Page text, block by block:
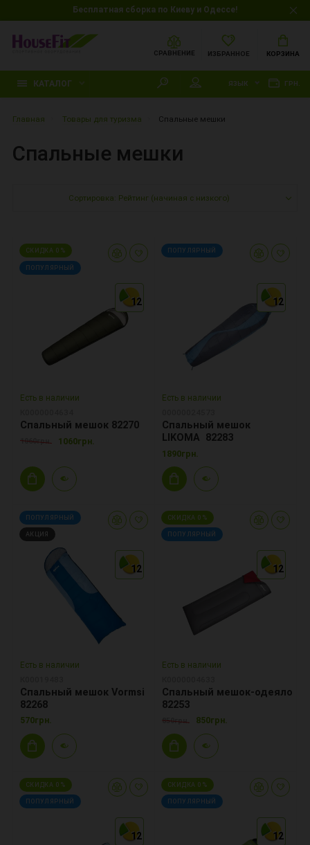
Бесплатная сборка по Киеву и Одессе!
СРАВНЕНИЕ ИЗБРАННОЕ КОРЗИНА
КАТАЛОГ ЯЗЫК ГРН.
Главная Товары для туризма Спальные мешки
Спальные мешки
Сортировка: Рейтинг (начиная с низкого)
12
12
12
СКИДКА 0 %
ПОПУЛЯРНЫЙ
Есть в наличии
Спальный мешок 82270
1060грн. 1060грн.
12
12
12
ПОПУЛЯРНЫЙ
Есть в наличии
Спальный мешок
LIKOMA 82283
1890грн.
12
12
12
ПОПУЛЯРНЫЙ
АКЦИЯ
Есть в наличии
Спальный мешок Vormsi
82268
570грн.
12
12
12
СКИДКА 0 %
ПОПУЛЯРНЫЙ
Есть в наличии
Спальный мешок-одеяло
82253
850грн. 850грн.
12
12
12
СКИДКА 0 %
ПОПУЛЯРНЫЙ
12
12
12
СКИДКА 0 %
ПОПУЛЯРНЫЙ